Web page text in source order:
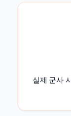
실제 군사